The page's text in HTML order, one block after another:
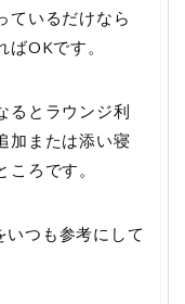
ているだけなら
OKです。
るとラウンジ利
加または添い寝
ろです。
つも参考にして